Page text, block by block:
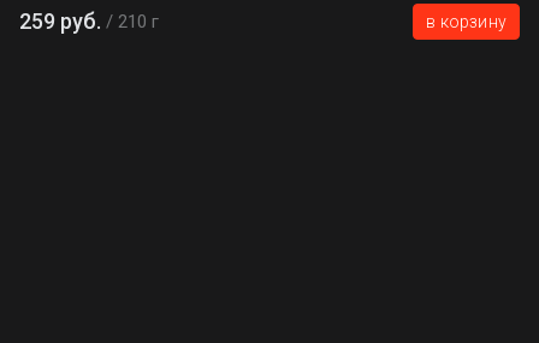
259 руб. 210 г в корзину